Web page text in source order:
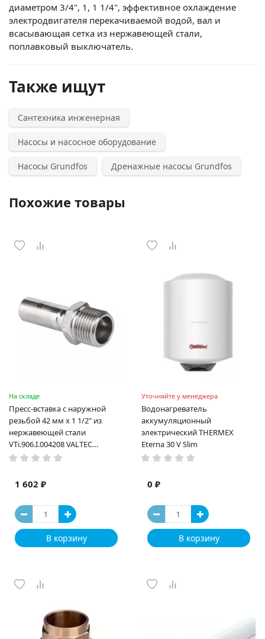
диаметром 3/4", 1, 1 1/4", эффективное охлаждение
электродвигателя перекачиваемой водой, вал и
всасывающая сетка из нержавеющей стали,
поплавковый выключатель.
Также ищут
Сантехника инженерная
Насосы и насосное оборудование
Насосы Grundfos Дренажные насосы Grundfos
Похожие товары
На складе
Пресс-вставка с наружной
резьбой 42 мм х 1 1/2" из
нержавеющей стали
VTi.906.I.004208 VALTEC
(ВАЛТЕК)
1 602 ₽
В корзину
Уточняйте у менеджера
Водонагреватель
аккумуляционный
электрический THERMEX
Eterna 30 V Slim
0 ₽
В корзину